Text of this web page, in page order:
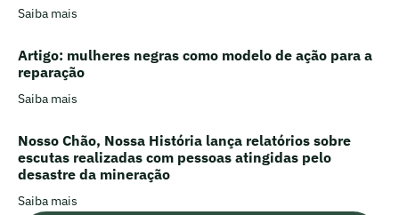
Saiba mais
Artigo: mulheres negras como modelo de ação para a
reparação
Saiba mais
Nosso Chão, Nossa História lança relatórios sobre
escutas realizadas com pessoas atingidas pelo
desastre da mineração
Saiba mais